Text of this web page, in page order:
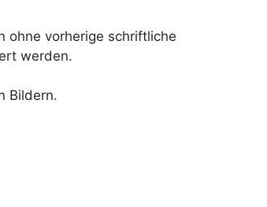
ohne vorherige schriftliche
werden.
Bildern.